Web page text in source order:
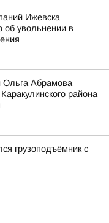
Ижевска
об увольнении в
Ольга Абрамова
района
грузоподъёмник с